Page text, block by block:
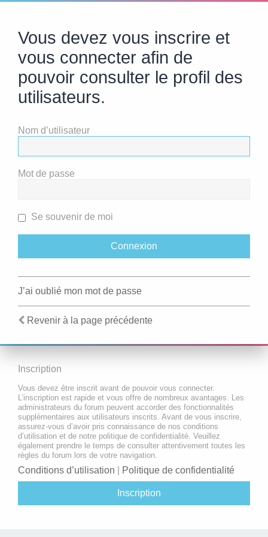
Vous devez vous inscrire et
vous connecter afin de
pouvoir consulter le profil des
utilisateurs.
Nom d’utilisateur
Mot de passe
Se souvenir de moi
J’ai oublié mon mot de passe
Revenir à la page précédente
Inscription
Vous devez être inscrit avant de pouvoir vous connecter.
L’inscription est rapide et vous offre de nombreux avantages. Les
administrateurs du forum peuvent accorder des fonctionnalités
supplémentaires aux utilisateurs inscrits. Avant de vous inscrire,
assurez-vous d’avoir pris connaissance de nos conditions
d’utilisation et de notre politique de confidentialité. Veuillez
également prendre le temps de consulter attentivement toutes les
règles du forum lors de votre navigation.
Conditions d’utilisation Politique de confidentialité
Inscription